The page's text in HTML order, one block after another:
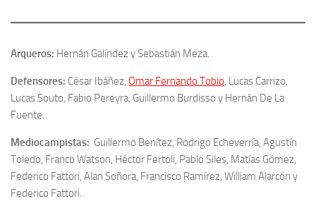
Arqueros: Hernán Galíndez y Sebastián Meza.
Defensores: César Ibáñez, Omar Fernando Tobio, Lucas Carrizo,
Lucas Souto, Fabio Pereyra, Guillermo Burdisso y Hernán De La
Fuente.
Mediocampistas: Guillermo Benítez, Rodrigo Echeverría, Agustín
Toledo, Franco Watson, Héctor Fertoli, Pablo Siles, Matías Gómez,
Federico Fattori, Alan Soñora, Francisco Ramírez, William Alarcón y
Federico Fattori.